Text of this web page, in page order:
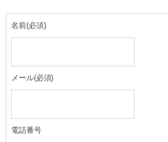
名前(必須)
メール(必須)
電話番号